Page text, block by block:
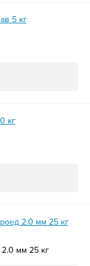
2.0 мм 25 кг